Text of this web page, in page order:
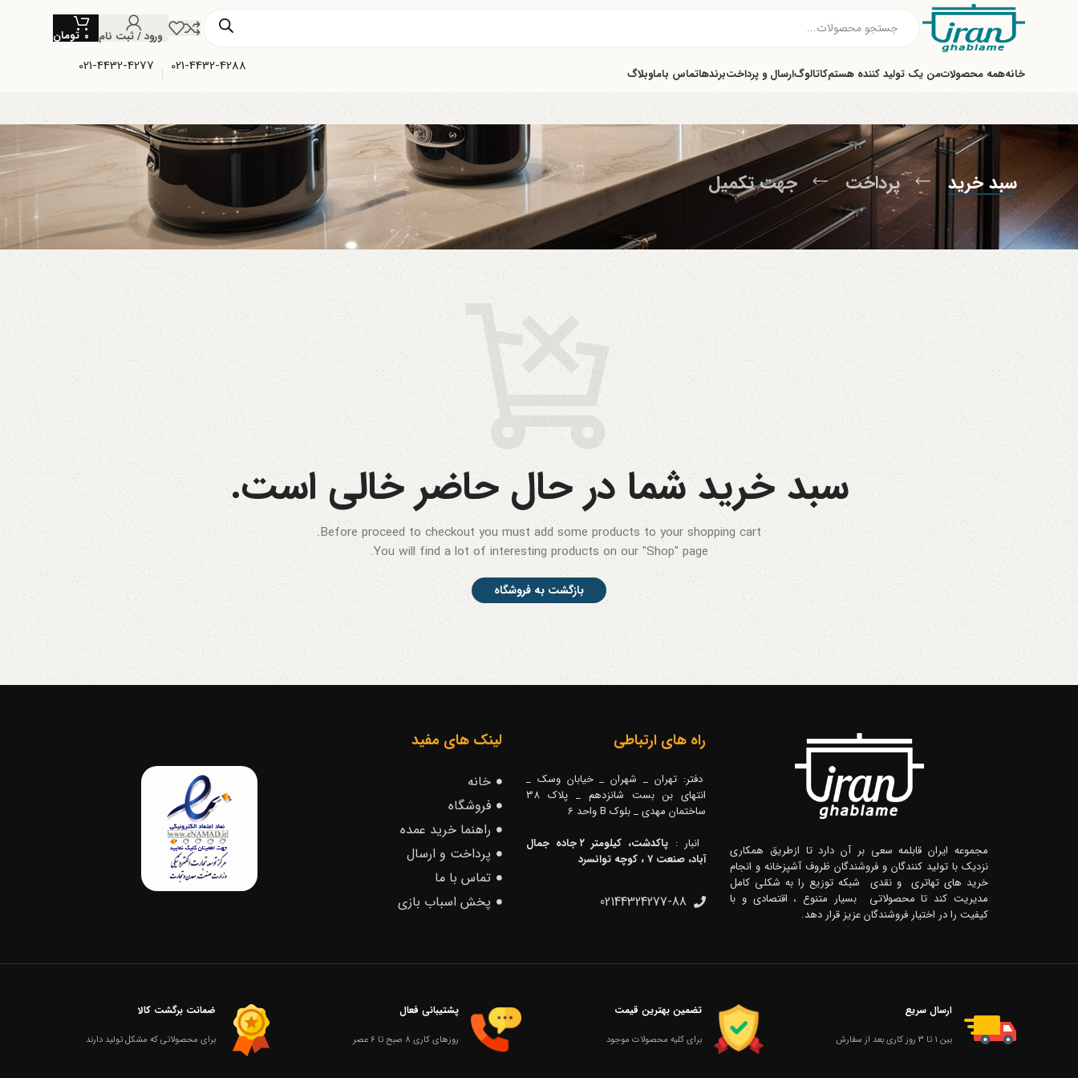
ورود / ثبت نام تومان
خانههمه محصولاتمن یک تولید کننده هستمکاتالوگارسال و پرداختبرندهاتماس باماوبلاگ 021-4432-4277 021-4432-4288
سبد خرید پرداخت جهت تکمیل
سبد خرید شما در حال حاضر خالی است.
Before proceed to checkout you must add some products to your shopping cart.
You will find a lot of interesting products on our "Shop" page.
بازگشت به فروشگاه
مجموعه ایران قابلمه سعی بر آن دارد تا ازطریق همکاری
نزدیک با تولید کنندگان و فروشندگان ظروف آشپزخانه و انجام
خرید های تهاتری و نقدی شبکه توزیع را به شکلی کامل
مدیریت کند تا محصولاتی بسیار متنوع ، اقتصادی و با
کیفیت را در اختیار فروشندگان عزیز قرار دهد.
راه های ارتباطی
دفتر: تهران _ شهران _ خیابان وسک _
انتهای بن بست شانزدهم _ پلاک 38
ساختمان مهدی _ بلوک B واحد 6
انبار :
پاکدشت، کیلومتر ۲ جاده جمال
آباد، صنعت ۷ ، کوچه توانسرد
02144324277-88
لینک های مفید
خانه
فروشگاه
راهنما خرید عمده
پرداخت و ارسال
تماس با ما
پخش اسباب بازی
ارسال سریع
بین 1 تا 3 روز کاری بعد از سفارش
تضمین بهترین قیمت
برای کلیه محصولات موجود
پشتیبانی فعال
روزهای کاری 8 صبح تا 6 عصر
ضمانت برگشت کالا
برای محصولاتی که مشکل تولید دارند